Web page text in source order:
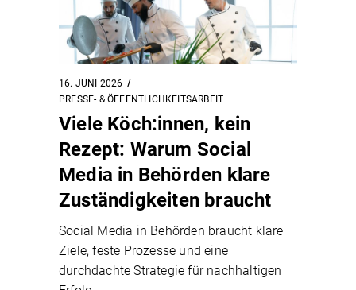
16. JUNI 2026
PRESSE- & ÖFFENTLICHKEITSARBEIT
Viele Köch:innen, kein
Rezept: Warum Social
Media in Behörden klare
Zuständigkeiten braucht
Social Media in Behörden braucht klare
Ziele, feste Prozesse und eine
durchdachte Strategie für nachhaltigen